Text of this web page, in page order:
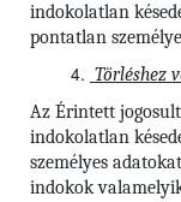
indokolatlan
pontatlan
Törléshez
Az Érintett
indokolatlan
személyes
indokok